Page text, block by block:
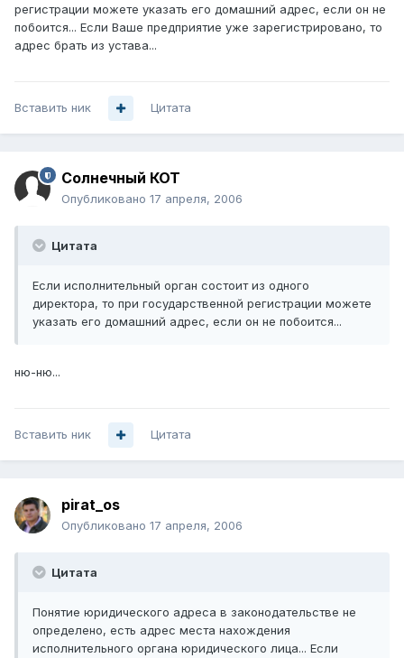
регистрации можете указать его домашний адрес, если он не
побоится... Если Ваше предприятие уже зарегистрировано, то
адрес брать из устава...
Вставить ник Цитата
Солнечный КОТ
Опубликовано 17 апреля, 2006
Цитата
Если исполнительный орган состоит из одного
директора, то при государственной регистрации можете
указать его домашний адрес, если он не побоится...
ню-ню...
Вставить ник Цитата
pirat_os
Опубликовано 17 апреля, 2006
Цитата
Понятие юридического адреса в законодательстве не
определено, есть адрес места нахождения
исполнительного органа юридического лица... Если